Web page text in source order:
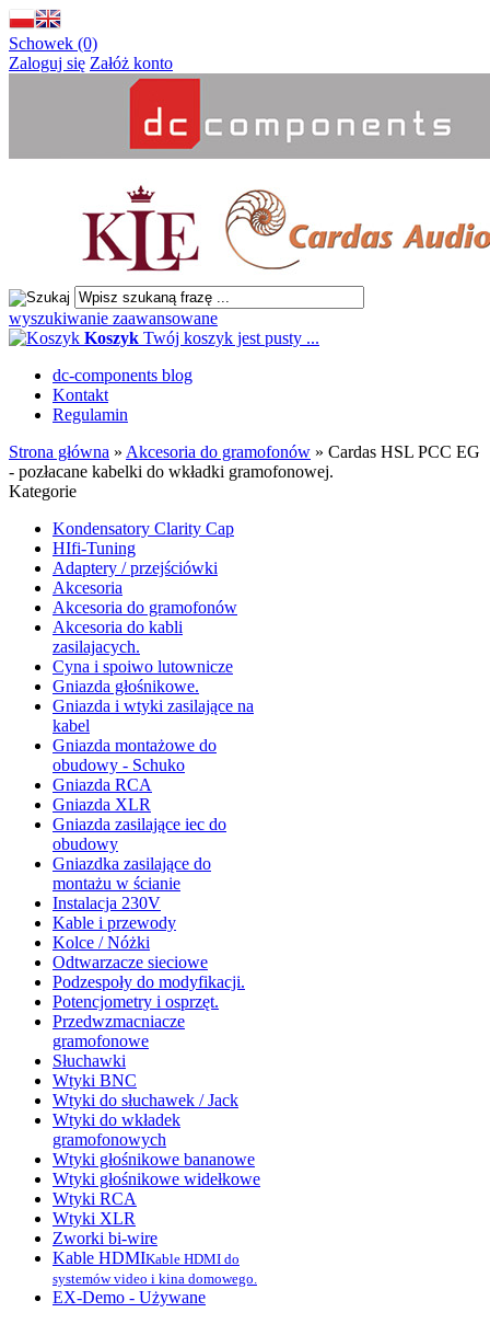
Schowek (0)
Zaloguj się Załóż konto
wyszukiwanie zaawansowane
Koszyk Twój koszyk jest pusty ...
dc-components blog
Kontakt
Regulamin
Strona główna » Akcesoria do gramofonów » Cardas HSL PCC EG
- pozłacane kabelki do wkładki gramofonowej.
Kategorie
Kondensatory Clarity Cap
HIfi-Tuning
Adaptery / przejściówki
Akcesoria
Akcesoria do gramofonów
Akcesoria do kabli
zasilajacych.
Cyna i spoiwo lutownicze
Gniazda głośnikowe.
Gniazda i wtyki zasilające na
kabel
Gniazda montażowe do
obudowy - Schuko
Gniazda RCA
Gniazda XLR
Gniazda zasilające iec do
obudowy
Gniazdka zasilające do
montażu w ścianie
Instalacja 230V
Kable i przewody
Kolce / Nóżki
Odtwarzacze sieciowe
Podzespoły do modyfikacji.
Potencjometry i osprzęt.
Przedwzmacniacze
gramofonowe
Słuchawki
Wtyki BNC
Wtyki do słuchawek / Jack
Wtyki do wkładek
gramofonowych
Wtyki głośnikowe bananowe
Wtyki głośnikowe widełkowe
Wtyki RCA
Wtyki XLR
Zworki bi-wire
Kable HDMIKable HDMI do
systemów video i kina domowego.
EX-Demo - Używane